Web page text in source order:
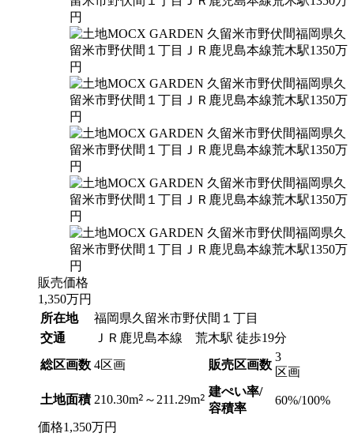
販売価格
1,350万円
所在地
福岡県久留米市野伏間１丁目
交通
ＪＲ鹿児島本線 荒木駅 徒歩19分
総区画数 4区画 販売区画数
3
区画
土地面積 210.30m2 ～211.29m2 建ぺい率/
容積率
60%/100%
価格1,350万円